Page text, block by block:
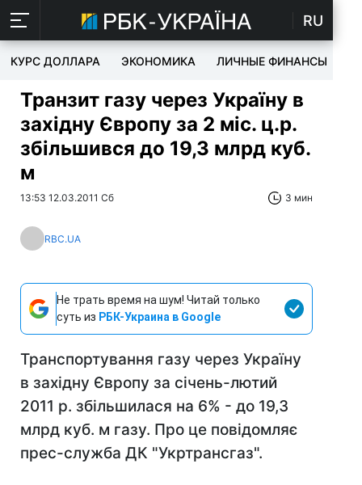
RU
КУРС ДОЛЛАРА ЭКОНОМИКА ЛИЧНЫЕ ФИНАНСЫ
Транзит газу через Україну в
західну Європу за 2 міс. ц.р.
збільшився до 19,3 млрд куб.
м
13:53 12.03.2011 Сб 3 мин
RBC.UA
Не трать время на шум! Читай только
суть из РБК-Украина в Google
Транспортування газу через Україну
в західну Європу за січень-лютий
2011 р. збільшилася на 6% - до 19,3
млрд куб. м газу. Про це повідомляє
прес-служба ДК "Укртрансгаз".